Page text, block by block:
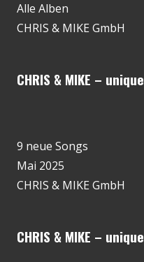
Alle Alben
CHRIS & MIKE GmbH
CHRIS & MIKE – unique
9 neue Songs
Mai 2025
CHRIS & MIKE GmbH
CHRIS & MIKE – unique